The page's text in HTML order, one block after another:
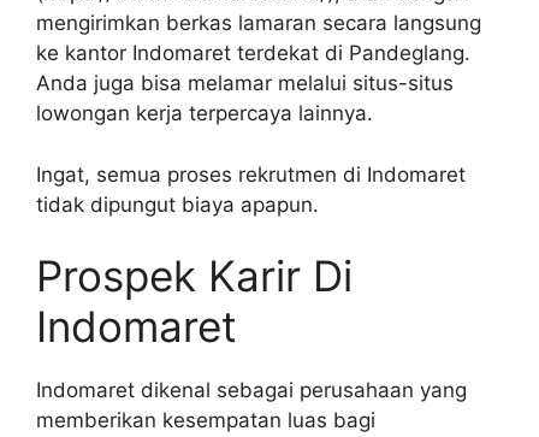
mengirimkan berkas lamaran secara langsung
ke kantor Indomaret terdekat di Pandeglang.
Anda juga bisa melamar melalui situs-situs
lowongan kerja terpercaya lainnya.
Ingat, semua proses rekrutmen di Indomaret
tidak dipungut biaya apapun.
Prospek Karir Di
Indomaret
Indomaret dikenal sebagai perusahaan yang
memberikan kesempatan luas bagi